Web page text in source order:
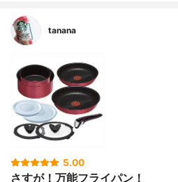
tanana
5.00
さすが！万能フライパン！